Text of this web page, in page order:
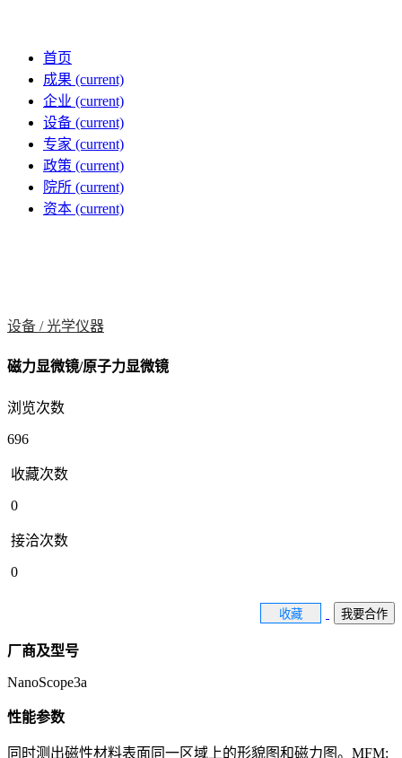
首页
成果 (current)
企业 (current)
设备 (current)
专家 (current)
政策 (current)
院所 (current)
资本 (current)
设备 /光学仪器
磁力显微镜/原子力显微镜
浏览次数
696
收藏次数
0
接洽次数
0
收藏 我要合作
厂商及型号
NanoScope3a
性能参数
同时测出磁性材料表面同一区域上的形貌图和磁力图。MFM: